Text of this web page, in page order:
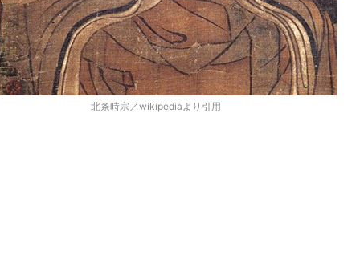
北条時宗／wikipediaより引用